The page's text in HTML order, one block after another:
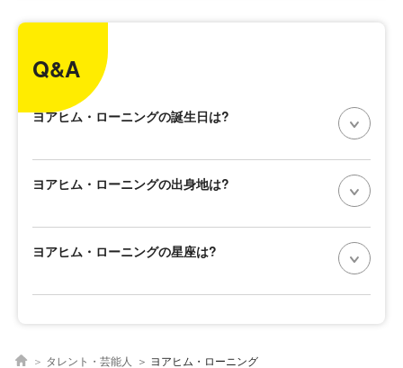
Q&A
ヨアヒム・ローニングの誕生日は?
ヨアヒム・ローニングの出身地は?
ヨアヒム・ローニングの星座は?
タレント・芸能人
ヨアヒム・ローニング